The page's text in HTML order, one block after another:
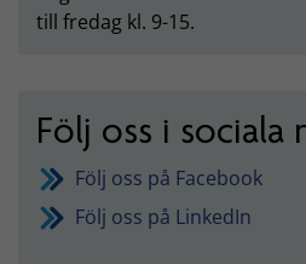
till fredag kl. 9-15.
Följ oss i sociala
Följ oss på Facebook
Följ oss på LinkedIn